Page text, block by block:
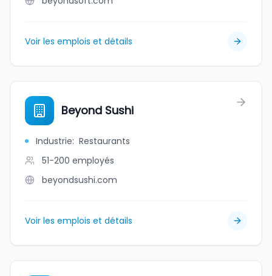
Voir les emplois et détails
Beyond Sushi
Industrie: Restaurants
51-200 employés
beyondsushi.com
Voir les emplois et détails